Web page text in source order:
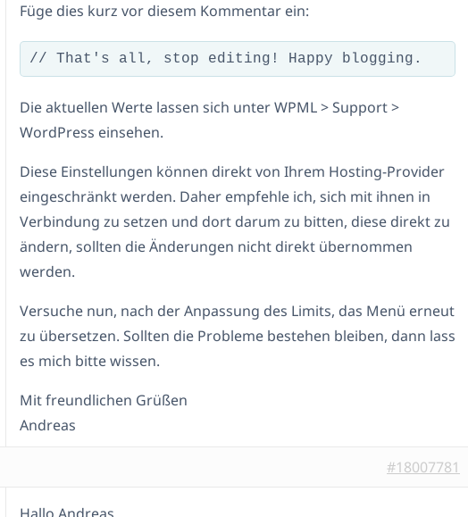
Füge dies kurz vor diesem Kommentar ein:
Die aktuellen Werte lassen sich unter WPML > Support >
WordPress einsehen.
Diese Einstellungen können direkt von Ihrem Hosting-Provider
eingeschränkt werden. Daher empfehle ich, sich mit ihnen in
Verbindung zu setzen und dort darum zu bitten, diese direkt zu
ändern, sollten die Änderungen nicht direkt übernommen
werden.
Versuche nun, nach der Anpassung des Limits, das Menü erneut
zu übersetzen. Sollten die Probleme bestehen bleiben, dann lass
es mich bitte wissen.
Mit freundlichen Grüßen
Andreas
#18007781